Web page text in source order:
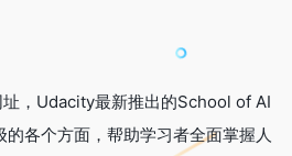
，Udacity最新推出的School of AI
各个方面，帮助学习者全面掌握人